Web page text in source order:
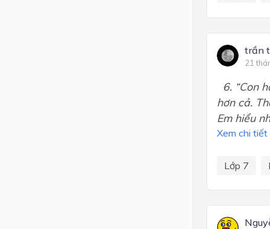
trần
21
6. “Con
hơn cả.
Em hiểu
Xem chi tiết
Lớp 7